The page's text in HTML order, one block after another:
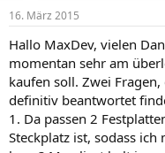
16. März 2015
Hallo MaxDev, vielen
momentan sehr am
kaufen soll. Zwei
definitiv beantwortet
1. Da passen 2
Steckplatz ist, sodass